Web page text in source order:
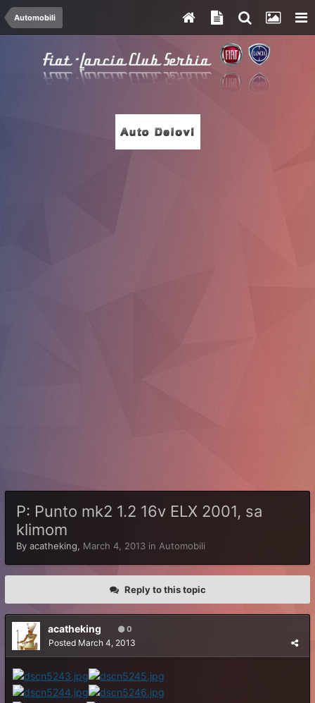
Automobili
P: Punto mk2 1.2 16v ELX 2001, sa
klimom
By acatheking, March 4, 2013 in Automobili
Reply to this topic
acatheking 0
Posted March 4, 2013